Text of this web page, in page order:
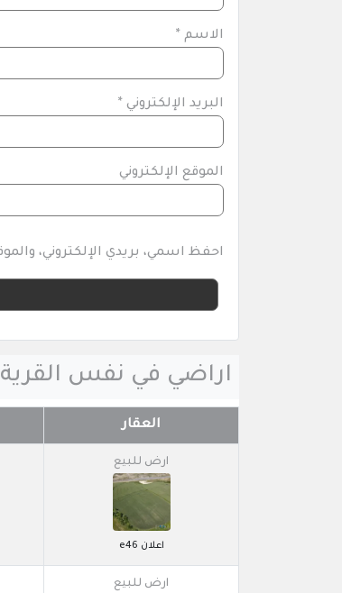
الاسم *
البريد الإلكتروني *
الموقع الإلكتروني
احفظ اسمي، بريدي الإلكتروني،
اراضي في نفس القرية
العقار
ارض للبيع
اعلان e46
ارض للبيع